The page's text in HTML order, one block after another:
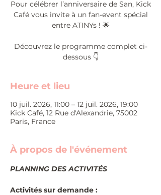
Pour célébrer l’anniversaire de San, Kick
Café vous invite à un fan-event spécial
entre ATINYs ! 🌟
Découvrez le programme complet ci-
dessous 👇
Heure et lieu
10 juil. 2026, 11:00 – 12 juil. 2026, 19:00
Kick Café, 12 Rue d'Alexandrie, 75002
Paris, France
À propos de l'événement
PLANNING DES ACTIVITÉS
Activités sur demande :